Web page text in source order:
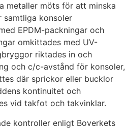
metaller möts för att minska
samtliga konsoler
EPDM-packningar och
omkittades med UV-
riktades in och
och c/c-avstånd för konsoler,
där sprickor eller bucklor
kontinuitet och
vid takfot och takvinklar.
kontroller enligt Boverkets